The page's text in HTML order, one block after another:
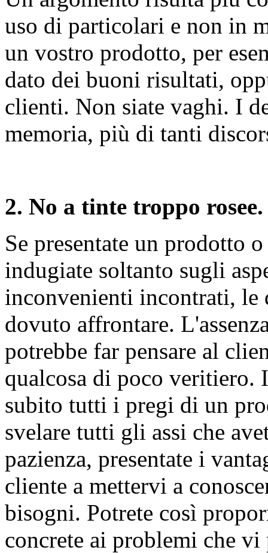
uso di particolari e non in
un vostro prodotto, per
dato dei buoni risultati,
clienti. Non siate vaghi. I
memoria, più di tanti
2. No a tinte troppo rosee.
Se presentate un prodotto
indugiate soltanto sugli
inconvenienti incontrati, le
dovuto affrontare.
potrebbe far pensare al
qualcosa di poco veritiero.
subito tutti i pregi di un
svelare tutti gli assi che
pazienza, presentate i
cliente a mettervi a
bisogni. Potrete così
concrete ai problemi che vi